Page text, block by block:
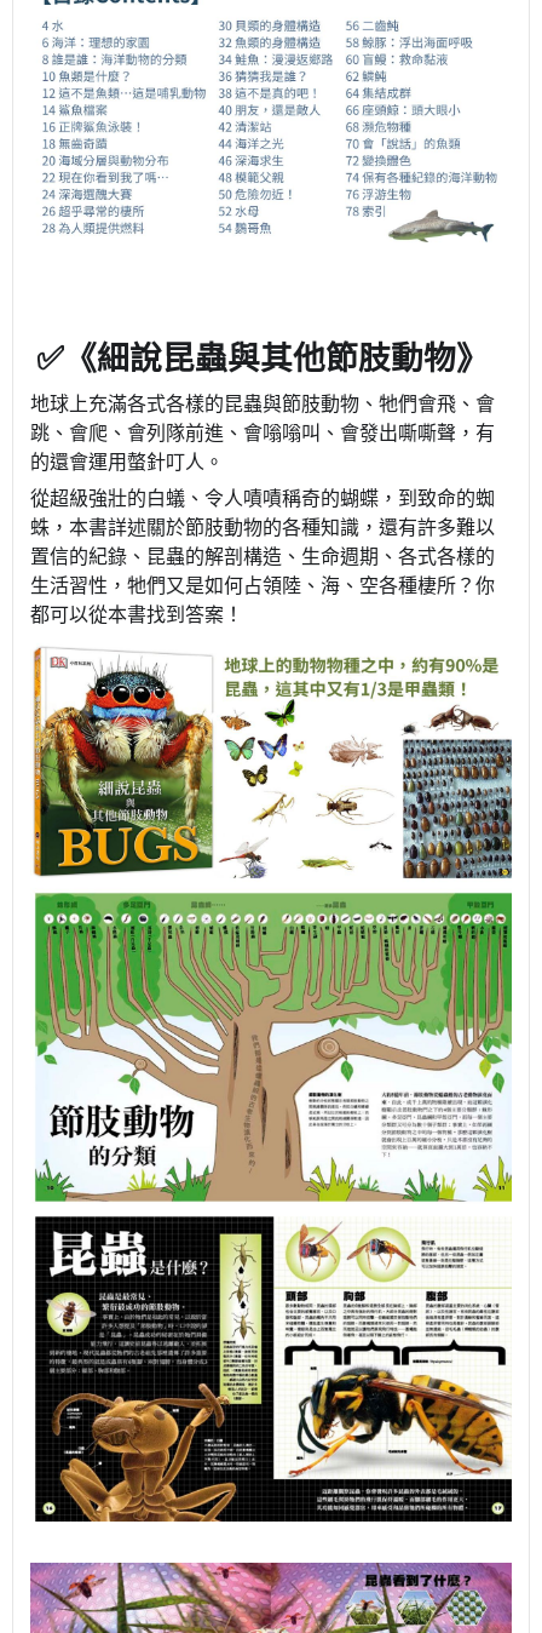
✅《細說昆蟲與其他節肢動物》
地球上充滿各式各樣的昆蟲與節肢動物、牠們會飛、會
跳、會爬、會列隊前進、會嗡嗡叫、會發出嘶嘶聲，有
的還會運用螫針叮人。
從超級強壯的白蟻、令人嘖嘖稱奇的蝴蝶，到致命的蜘
蛛，本書詳述關於節肢動物的各種知識，還有許多難以
置信的紀錄、昆蟲的解剖構造、生命週期、各式各樣的
生活習性，牠們又是如何占領陸、海、空各種棲所？你
都可以從本書找到答案！